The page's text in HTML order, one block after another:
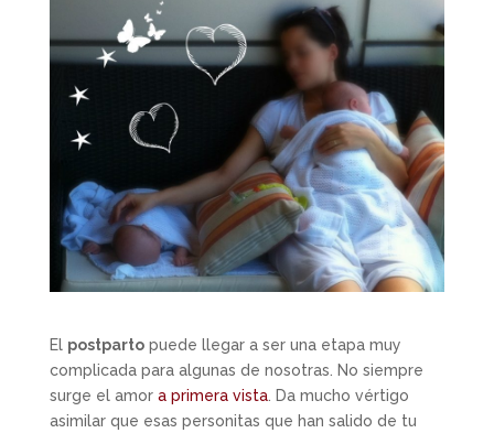
El postpartopuede llegar a ser una etapa muy
complicada para algunas de nosotras. No siempre
surge el amor a primera vista. Da mucho vértigo
asimilar que esas personitas que han salido de tu